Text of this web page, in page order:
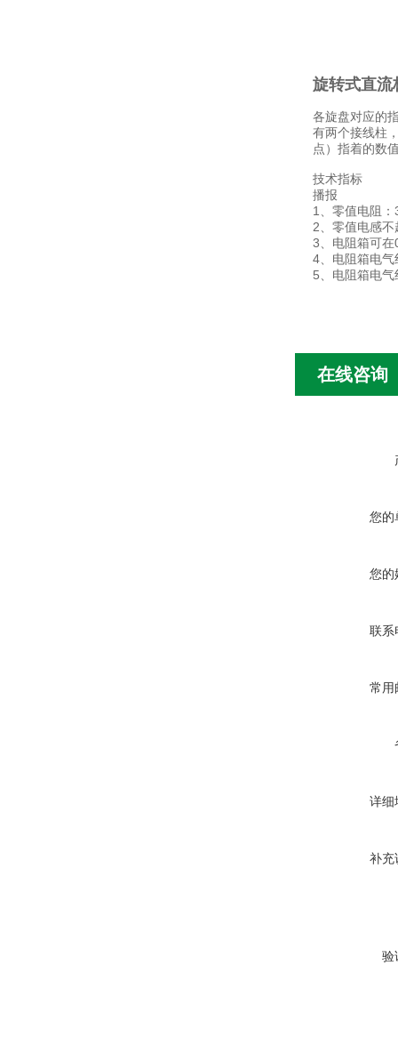
旋转式直流
各旋盘对应的
有两个接线柱
点）指着的数
技术指标
播报
1、零值电阻
2、零值电感
3、电阻箱可
4、电阻箱电
5、电阻箱电
在线咨询
您的
您的
联系
常用
详细
补充
验